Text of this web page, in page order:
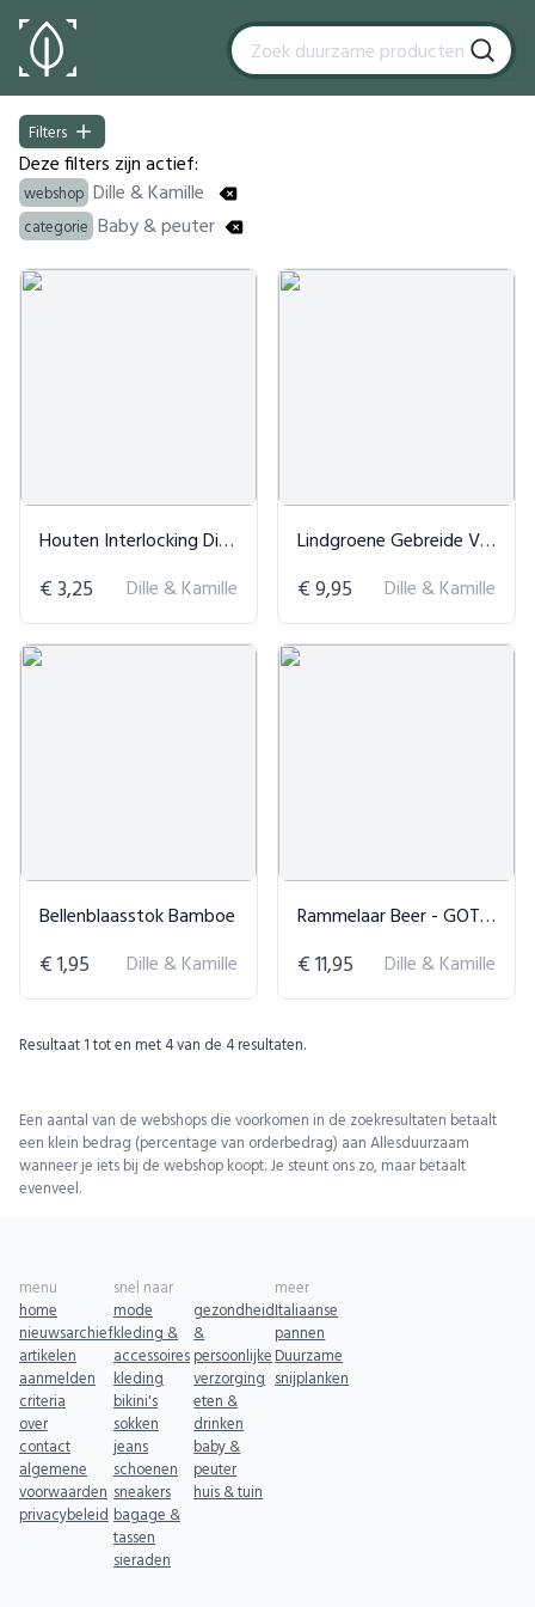
Filters
Filters
Deze filters zijn actief:
webshop Dille & Kamille
categorie Baby & peuter
Products
Houten Interlocking Discs - Babyspeelgoed
€ 3,25 Dille & Kamille
Lindgroene Gebreide Vaatdoekjes
€ 9,95 Dille & Kamille
Bellenblaasstok Bamboe
€ 1,95 Dille & Kamille
Rammelaar Beer - GOTS Katoen
€ 11,95 Dille & Kamille
Resultaat 1tot en met 4van de 4resultaten.
Een aantal van de webshops die voorkomen in de zoekresultaten betaalt
een klein bedrag (percentage van orderbedrag) aan Allesduurzaam
wanneer je iets bij de webshop koopt. Je steunt ons zo, maar betaalt
evenveel.
menu
home
nieuwsarchief
artikelen
aanmelden
criteria
over
contact
algemene
voorwaarden
privacybeleid
snel naar
mode
kleding &
accessoires
kleding
bikini's
sokken
jeans
schoenen
sneakers
bagage &
tassen
sieraden
gezondheid
&
persoonlijke
verzorging
eten &
drinken
baby &
peuter
huis & tuin
meer
Italiaanse
pannen
Duurzame
snijplanken